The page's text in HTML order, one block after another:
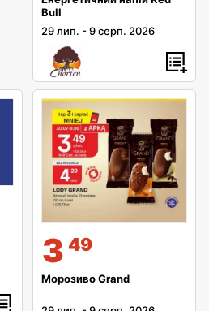
Bull
29 лип. -9 серп. 2026
3 49
Морозиво Grand